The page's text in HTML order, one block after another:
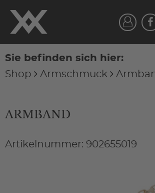
Sie befinden sich hier:
Shop
Armschmuck
ARMBAND
Artikelnummer: 902655019